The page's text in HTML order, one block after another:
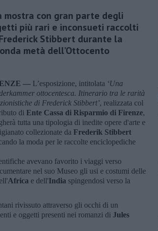
mostra con gran parte degli
più rari e inconsueti raccolti
Stibbert durante la
metà dell’Ottocento
— L’esposizione, intitolata ‘Una
ottocentesca. Itinerario tra le rarità
di Frederick Stibbert’, realizzata col
di Ente Cassa di Risparmio di Firenze,
tutta una tipologia di inedite opere d'arte e
collezionate da Frederik Stibbert
la moda per le raccolte enciclopediche
avevano favorito i viaggi verso
nel suo Museo gli usi e costumi delle
Africa e dell'India spingendosi verso la
rivissuto attraverso gli occhi di un
e oggetti presenti nei romanzi di Jules